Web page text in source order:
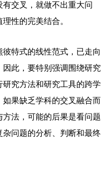
交叉，就做不出重大问
性的完美结合。
特式的线性范式，已走向
此，要特别强调围绕研究
究方法和研究工具的跨学
果缺乏学科的交叉融合而
法，可能的后果是看问题
问题的分析、判断和最终